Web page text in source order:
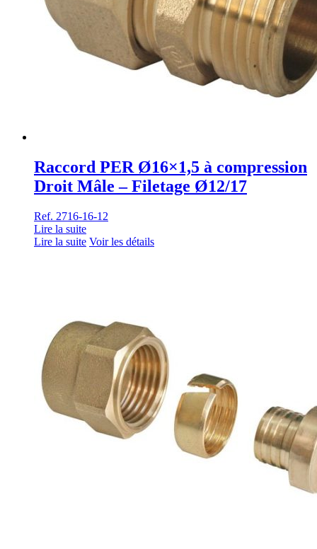
Raccord PER Ø16×1,5 à compression
Droit Mâle – Filetage Ø12/17
Ref. 2716-16-12
Lire la suite
Lire la suite Voir les détails